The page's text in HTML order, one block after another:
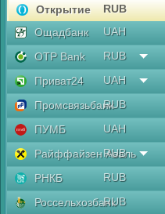
Открытие
RUB
Ощадбанк
UAH
OTP Bank
RUB
Приват24
UAH
ПромсвязьбанкRUB
ПУМБ
UAH
Райффайзен Аваль
RUB
РНКБ
RUB
РоссельхозбанкRUB